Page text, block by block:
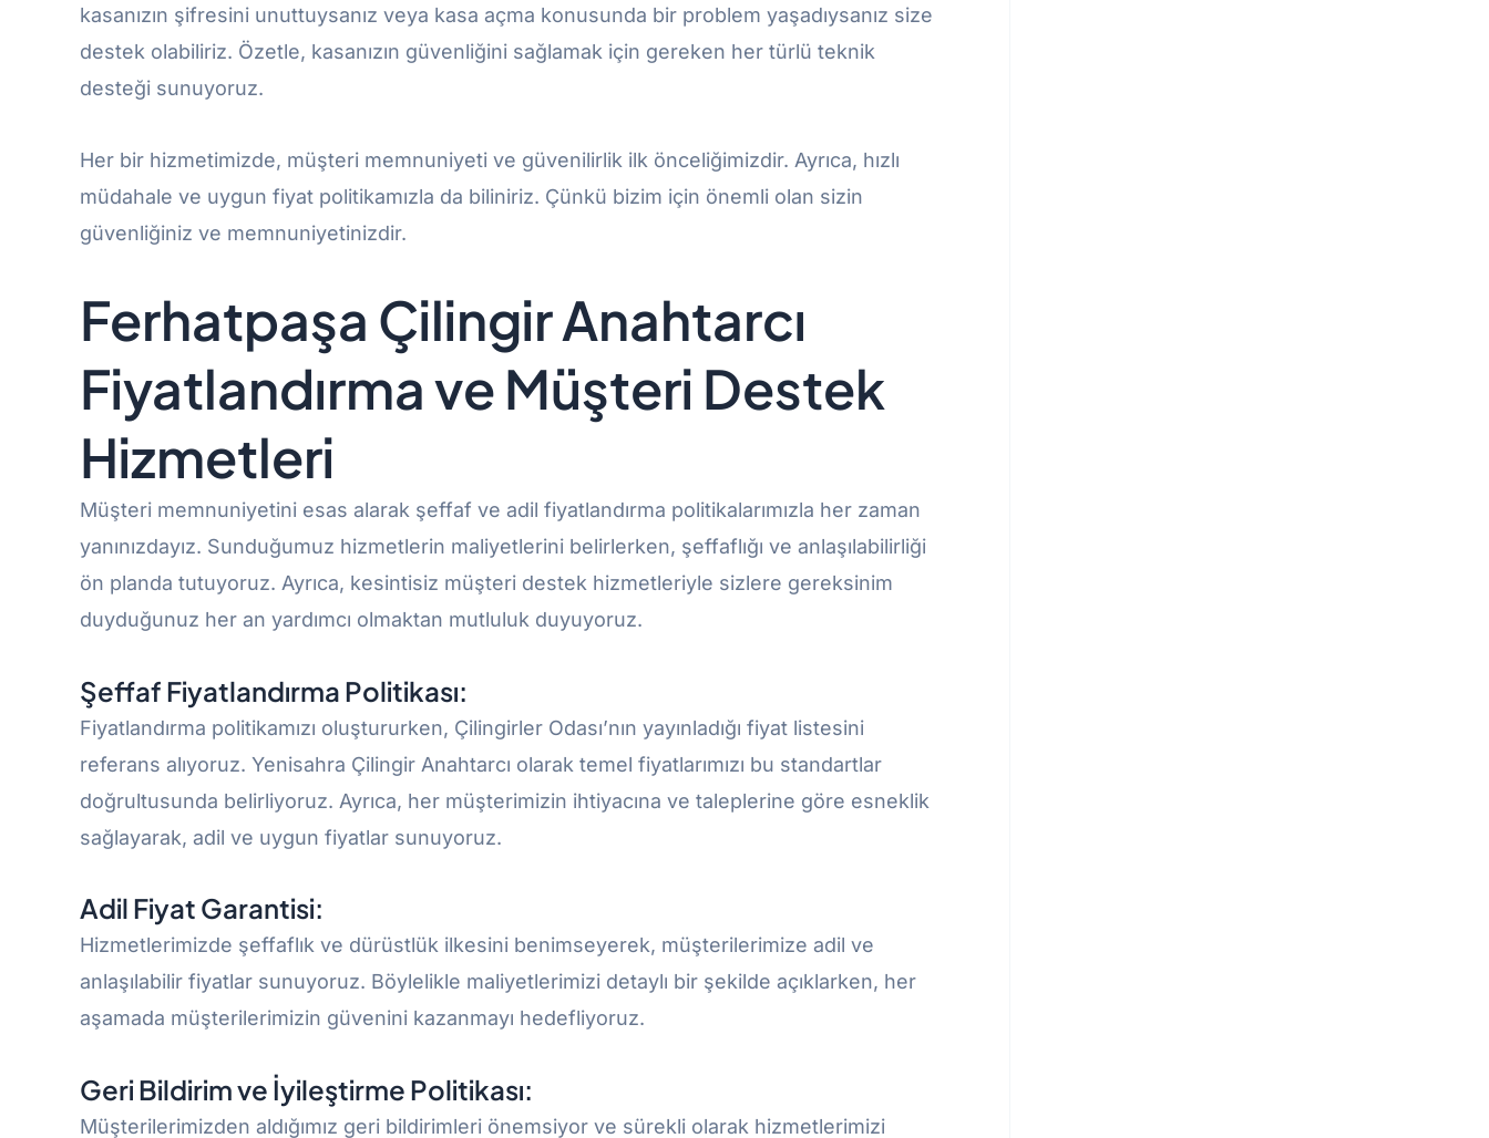
kasanızın şifresini unuttuysanız veya kasa açma konusunda bir problem yaşadıysanız size
destek olabiliriz. Özetle, kasanızın güvenliğini sağlamak için gereken her türlü teknik
desteği sunuyoruz.
Her bir hizmetimizde, müşteri memnuniyeti ve güvenilirlik ilk önceliğimizdir. Ayrıca, hızlı
müdahale ve uygun fiyat politikamızla da biliniriz. Çünkü bizim için önemli olan sizin
güvenliğiniz ve memnuniyetinizdir.
Ferhatpaşa Çilingir Anahtarcı
Fiyatlandırma ve Müşteri Destek
Hizmetleri
Müşteri memnuniyetini esas alarak şeffaf ve adil fiyatlandırma politikalarımızla her zaman
yanınızdayız. Sunduğumuz hizmetlerin maliyetlerini belirlerken, şeffaflığı ve anlaşılabilirliği
ön planda tutuyoruz. Ayrıca, kesintisiz müşteri destek hizmetleriyle sizlere gereksinim
duyduğunuz her an yardımcı olmaktan mutluluk duyuyoruz.
Şeffaf Fiyatlandırma Politikası:
Fiyatlandırma politikamızı oluştururken, Çilingirler Odası’nın yayınladığı fiyat listesini
referans alıyoruz. Yenisahra Çilingir Anahtarcı olarak temel fiyatlarımızı bu standartlar
doğrultusunda belirliyoruz. Ayrıca, her müşterimizin ihtiyacına ve taleplerine göre esneklik
sağlayarak, adil ve uygun fiyatlar sunuyoruz.
Adil Fiyat Garantisi:
Hizmetlerimizde şeffaflık ve dürüstlük ilkesini benimseyerek, müşterilerimize adil ve
anlaşılabilir fiyatlar sunuyoruz. Böylelikle maliyetlerimizi detaylı bir şekilde açıklarken, her
aşamada müşterilerimizin güvenini kazanmayı hedefliyoruz.
Geri Bildirim ve İyileştirme Politikası:
Müşterilerimizden aldığımız geri bildirimleri önemsiyor ve sürekli olarak hizmetlerimizi